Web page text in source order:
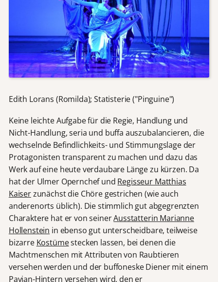
Edith Lorans (Romilda); Statisterie ("Pinguine")
Keine leichte Aufgabe für die Regie, Handlung und
Nicht-Handlung, seria und buffa auszubalancieren, die
wechselnde Befindlichkeits- und Stimmungslage der
Protagonisten transparent zu machen und dazu das
Werk auf eine heute verdaubare Länge zu kürzen. Da
hat der Ulmer Opernchef und Regisseur Matthias
Kaiserzunächst die Chöre gestrichen (wie auch
anderenorts üblich). Die stimmlich gut abgegrenzten
Charaktere hat er von seinerAusstatterin Marianne
Hollenstein in ebenso gut unterscheidbare, teilweise
bizarre Kostümestecken lassen, bei denen die
Machtmenschen mit Attributen von Raubtieren
versehen werden und der buffoneske Diener mit einem
Pavian-Hintern versehen wird, den er